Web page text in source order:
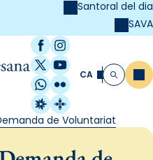
Santoral del dia
SAVA
Facebook
Instagram
X / Twitter
YouTube
WhatsApp
Flickr
Radio Estel
Catalunya
CA Cerca
de Voluntariat